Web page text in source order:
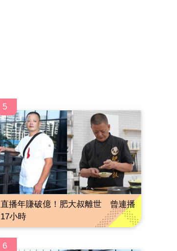
5
直播年賺破億！肥大叔離世 曾連播
17小時
6